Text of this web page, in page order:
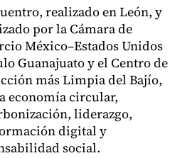
realizado en León, y
por la Cámara de
México–Estados Unidos
Guanajuato y el Centro de
más Limpia del Bajío,
economía circular,
liderazgo,
digital y
social.